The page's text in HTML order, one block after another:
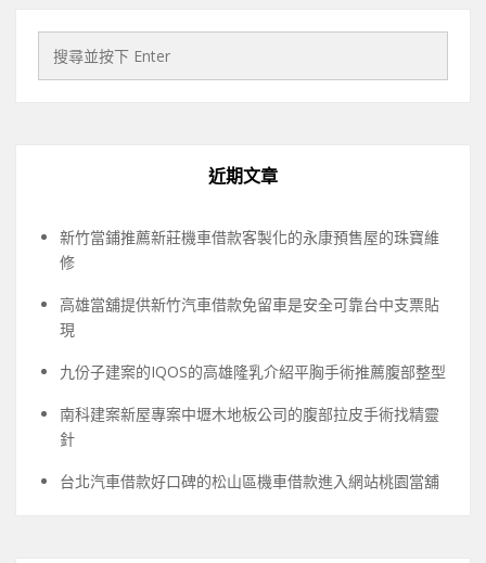
近期文章
新竹當鋪推薦新莊機車借款客製化的永康預售屋的珠寶維
修
高雄當舖提供新竹汽車借款免留車是安全可靠台中支票貼
現
九份子建案的IQOS的高雄隆乳介紹平胸手術推薦腹部整型
南科建案新屋專案中壢木地板公司的腹部拉皮手術找精靈
針
台北汽車借款好口碑的松山區機車借款進入網站桃園當舖